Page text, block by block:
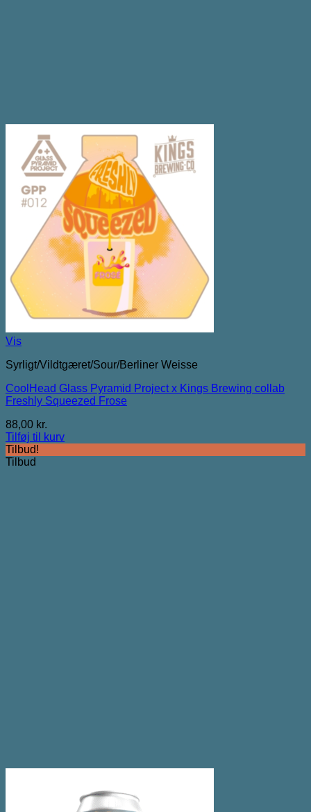
Vis
Syrligt/Vildtgæret/Sour/Berliner Weisse
CoolHead Glass Pyramid Project x Kings Brewing collab
Freshly Squeezed Frose
88,00 kr.
Tilføj til kurv
Tilbud!
Tilbud